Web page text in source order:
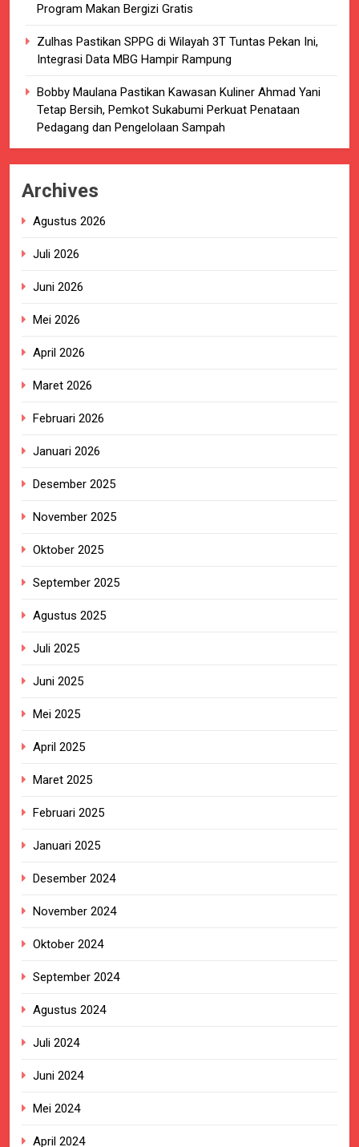
Program Makan Bergizi Gratis
Zulhas Pastikan SPPG di Wilayah 3T Tuntas Pekan Ini,
Integrasi Data MBG Hampir Rampung
Bobby Maulana Pastikan Kawasan Kuliner Ahmad Yani
Tetap Bersih, Pemkot Sukabumi Perkuat Penataan
Pedagang dan Pengelolaan Sampah
Archives
Agustus 2026
Juli 2026
Juni 2026
Mei 2026
April 2026
Maret 2026
Februari 2026
Januari 2026
Desember 2025
November 2025
Oktober 2025
September 2025
Agustus 2025
Juli 2025
Juni 2025
Mei 2025
April 2025
Maret 2025
Februari 2025
Januari 2025
Desember 2024
November 2024
Oktober 2024
September 2024
Agustus 2024
Juli 2024
Juni 2024
Mei 2024
April 2024